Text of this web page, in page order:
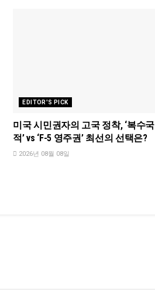
EDITOR'S PICK
미국 시민권자의 고국 정착, ‘복수국
적’ vs ‘F-5 영주권’ 최선의 선택은?
2026년 08월 08일